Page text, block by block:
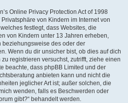
Online Privacy Protection Act of 1998
von Kindern im Internet von
festlegt, dass Websites, die
von Kindern unter 13 Jahren erheben,
beziehungsweise des oder der
Wenn du dir unsicher bist, ob dies auf dich
registrieren versuchst, zutrifft, ziehe einen
beachte, dass phpBB Limited und der
anbieten kann und nicht die
jeglicher Art ist; außer solchen, die
wenden, falls es Beschwerden oder
gibt?“ behandelt werden.